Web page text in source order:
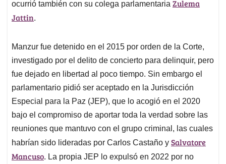
ocurrió también con su colega parlamentaria Zulema
Jattin.
Manzur fue detenido en el 2015 por orden de la Corte,
investigado por el delito de concierto para delinquir, pero
fue dejado en libertad al poco tiempo. Sin embargo el
parlamentario pidió ser aceptado en la Jurisdicción
Especial para la Paz (JEP), que lo acogió en el 2020
bajo el compromiso de aportar toda la verdad sobre las
reuniones que mantuvo con el grupo criminal, las cuales
habrían sido lideradas por Carlos Castaño y Salvatore
Mancuso. La propia JEP lo expulsó en 2022 por no